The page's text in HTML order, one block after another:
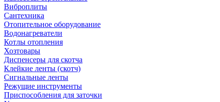
Виброплиты
Сантехника
Отопительное оборудование
Водонагреватели
Котлы отопления
Хозтовары
Диспенсеры для скотча
Клейкие ленты (скотч)
Сигнальные ленты
Режущие инструменты
Приспособления для заточки